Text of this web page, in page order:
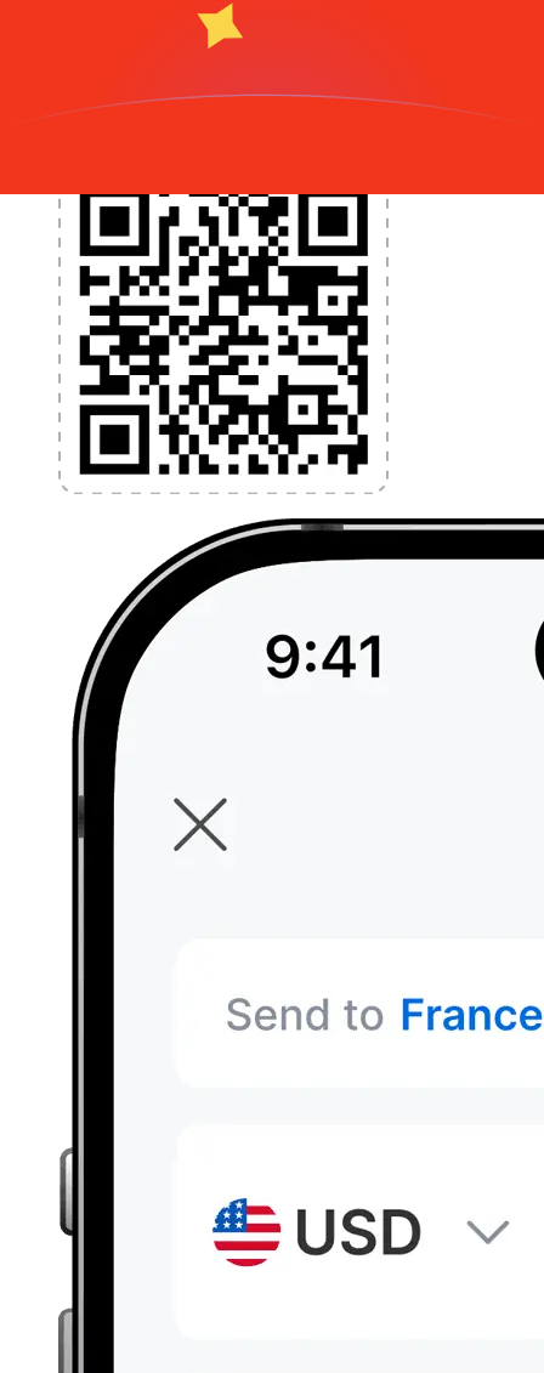
programmez des alertes de taux et transférez de
l'argent à l'étranger sans frais cachés. Téléchargez